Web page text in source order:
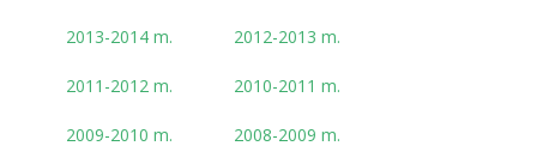
2013-2014 m. 2012-2013 m.
2011-2012 m. 2010-2011 m.
2009-2010 m. 2008-2009 m.